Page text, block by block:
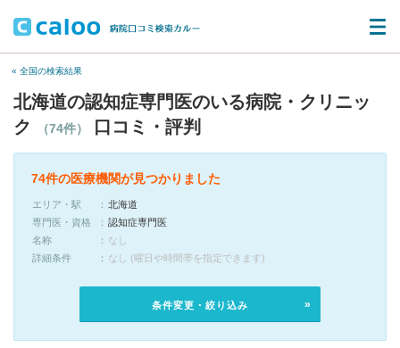
« 全国の検索結果
北海道の認知症専門医のいる病院・クリニッ
ク
（74件） 口コミ・評判
74件の医療機関が見つかりました
エリア・駅
北海道
専門医・資格
認知症専門医
名称
なし
詳細条件
なし (曜日や時間帯を指定できます)
条件変更・絞り込み